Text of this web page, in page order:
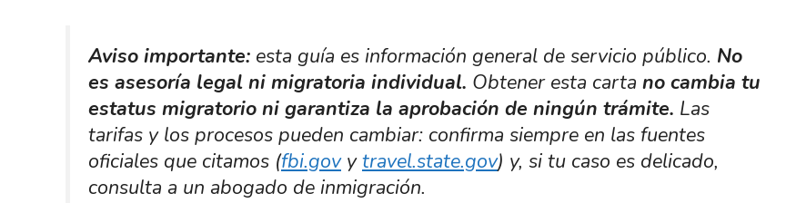
Aviso importante: esta guía es información general de servicio público. No
es asesoría legal ni migratoria individual. Obtener esta carta no cambia tu
estatus migratorio ni garantiza la aprobación de ningún trámite. Las
tarifas y los procesos pueden cambiar: confirma siempre en las fuentes
oficiales que citamos (fbi.govytravel.state.gov) y, si tu caso es delicado,
consulta a un abogado de inmigración.